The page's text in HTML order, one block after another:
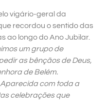
vigário-geral da
recordou o sentido das
ao longo do Ano Jubilar.
um grupo de
as bênçãos de Deus,
de Belém.
com toda a
celebrações que